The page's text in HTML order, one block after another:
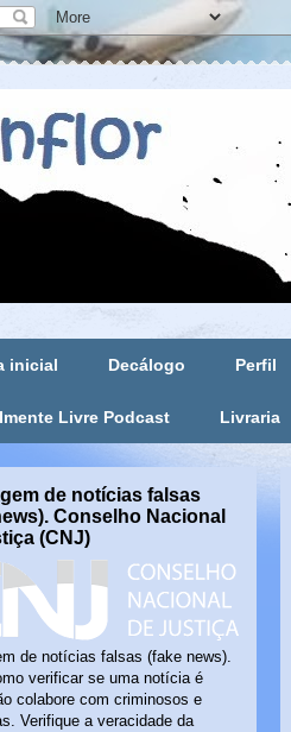
inicial Decálogo Perfil
Livre Podcast Livraria
de notícias falsas
Conselho Nacional
(CNJ)
de notícias falsas (fake news).
verificar se uma notícia é
colabore com criminosos e
Verifique a veracidade da